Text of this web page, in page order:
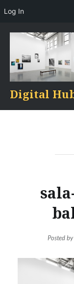
content
Digital
Posted by
Log In